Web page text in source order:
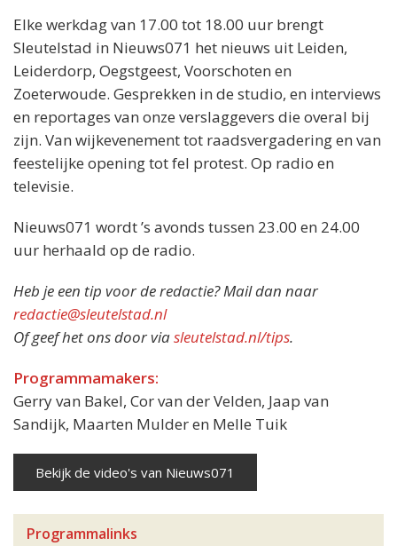
Elke werkdag van 17.00 tot 18.00 uur brengt
Sleutelstad in Nieuws071 het nieuws uit Leiden,
Leiderdorp, Oegstgeest, Voorschoten en
Zoeterwoude. Gesprekken in de studio, en interviews
en reportages van onze verslaggevers die overal bij
zijn. Van wijkevenement tot raadsvergadering en van
feestelijke opening tot fel protest. Op radio en
televisie.
Nieuws071 wordt ’s avonds tussen 23.00 en 24.00
uur herhaald op de radio.
Heb je een tip voor de redactie? Mail dan naar
redactie@sleutelstad.nl
Of geef het ons door viasleutelstad.nl/tips.
Programmamakers:
Gerry van Bakel, Cor van der Velden, Jaap van
Sandijk, Maarten Mulder en Melle Tuik
Bekijk de video's van Nieuws071
Programmalinks